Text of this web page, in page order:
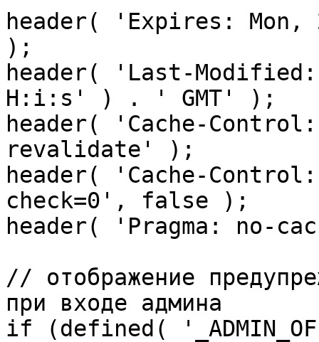
header( 'Expires: Mon,
);
header( 'Last-
H:i:s' ) . ' GMT' );
header( 'Cache-
revalidate' );
header( 'Cache-
check=0', false );
header( 'Pragma: no-
// отображение
при входе админа
if (defined(